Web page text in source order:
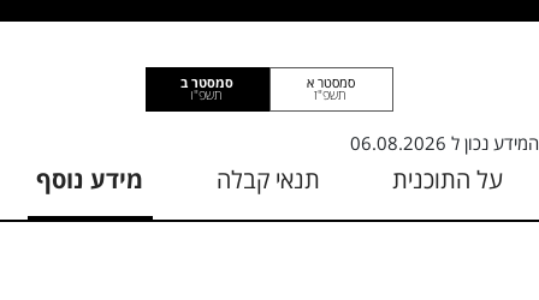
סמסטר א
תשפ"ז
סמסטר ב
תשפ"ו
המידע נכון ל 06.08.2026
על התוכנית תנאי קבלה מידע נוסף